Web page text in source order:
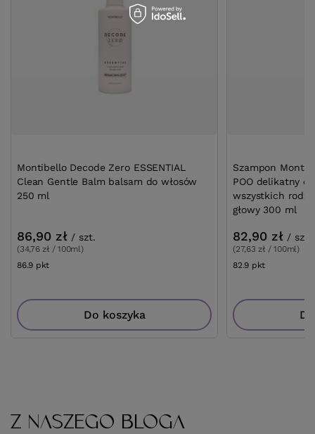
Montibello Decode Zero ESSENTIAL
Clean Gentle Balm balsam do włosów
250 ml
86,90 zł / szt.
(34,76 zł / 100ml)
86.9 pkt
Do koszyka
Szampon
POO delikatny
wszystkich
głowy 300 ml
82,90 zł / szt.
(27,63 zł / 100ml)
82.9 pkt
Z NASZEGO BLOGA